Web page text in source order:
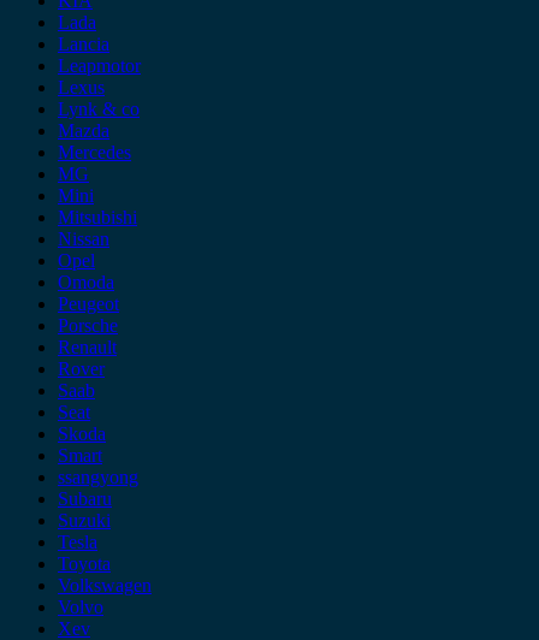
Lada
Lancia
Leapmotor
Lexus
Lynk & co
Mazda
Mercedes
MG
Mini
Mitsubishi
Nissan
Opel
Omoda
Peugeot
Porsche
Renault
Rover
Saab
Seat
Skoda
Smart
ssangyong
Subaru
Suzuki
Tesla
Toyota
Volkswagen
Volvo
Xev